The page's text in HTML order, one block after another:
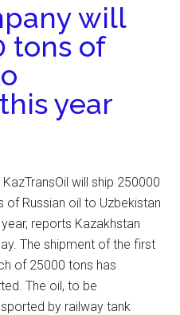
will
tons of
year
KazTransOil will ship 250000
of Russian oil to Uzbekistan
reports Kazakhstan
The shipment of the first
of 25000 tons has
The oil, to be
by railway tank